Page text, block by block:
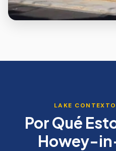
LAKE
Por Qué
Howey-